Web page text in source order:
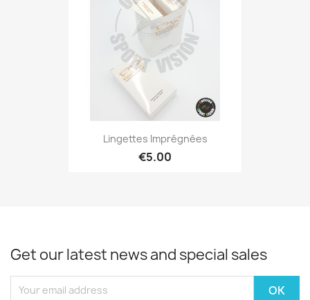
Lingettes Imprégnées
€5.00
Get our latest news and special sales